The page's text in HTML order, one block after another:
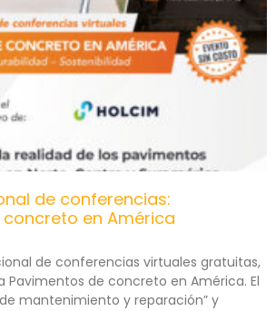
de conferencias:
en América
de conferencias virtuales gratuitas,
Pavimentos de concreto en América. El
mantenimiento y reparación” y